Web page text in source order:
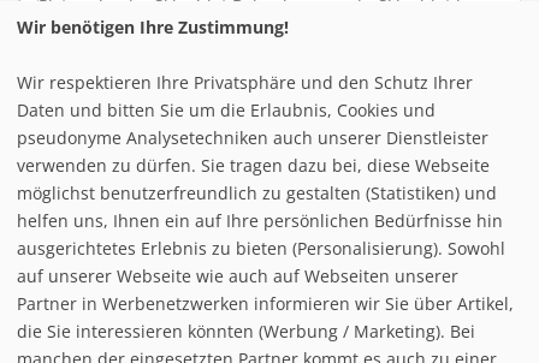
Infrastuktur Baiersbronn
Loipe/Langlauf:
90
Snow tubing:
Eislaufen:
Rodelbahn:
Nachtrodeln:
Hallenbad:
Wir benötigen Ihre Zustimmung!
Wir respektieren Ihre Privatsphäre und den Schutz Ihrer
Daten und bitten Sie um die Erlaubnis, Cookies und
pseudonyme Analysetechniken auch unserer Dienstleister
verwenden zu dürfen. Sie tragen dazu bei, diese Webseite
möglichst benutzerfreundlich zu gestalten (Statistiken) und
helfen uns, Ihnen ein auf Ihre persönlichen Bedürfnisse hin
ausgerichtetes Erlebnis zu bieten (Personalisierung). Sowohl
auf unserer Webseite wie auch auf Webseiten unserer
Partner in Werbenetzwerken informieren wir Sie über Artikel,
die Sie interessieren könnten (Werbung / Marketing). Bei